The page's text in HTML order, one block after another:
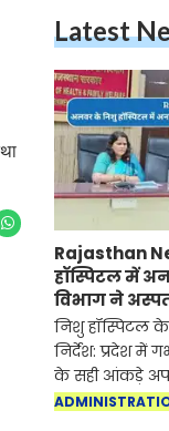
Latest
Rajasthan
हॉस्पिटल में
विभाग ने
निशु हॉस्पिटल
निर्देश: प्रदेश में
के सही आंकड़े